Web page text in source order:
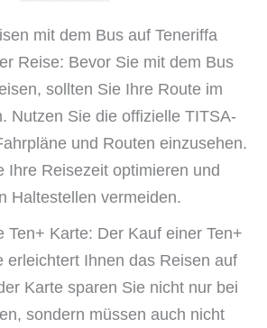
mit dem Bus auf Teneriffa
Reise: Bevor Sie mit dem Bus
sollten Sie Ihre Route im
Nutzen Sie die offizielle TITSA-
und Routen einzusehen.
Ihre Reisezeit optimieren und
Haltestellen vermeiden.
Ten+ Karte: Der Kauf einer Ten+
erleichtert Ihnen das Reisen auf
Karte sparen Sie nicht nur bei
sondern müssen auch nicht